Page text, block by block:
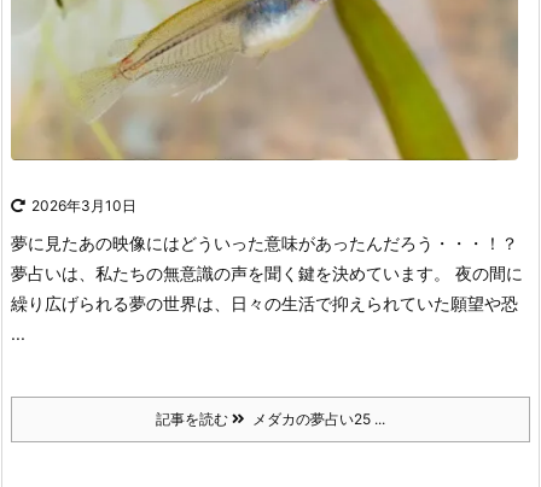
2026年3月10日
夢に見たあの映像にはどういった意味があったんだろう・・・！？
夢占いは、私たちの無意識の声を聞く鍵を決めています。
夜の間に
繰り広げられる夢の世界は、日々の生活で抑えられていた願望や恐
...
記事を読む メダカの夢占い25 ...